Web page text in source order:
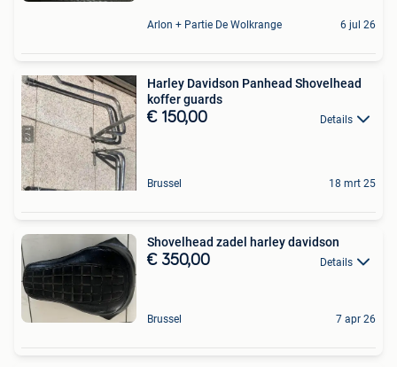
Arlon + Partie De Wolkrange 6 jul 26
Harley Davidson Panhead Shovelhead
koffer guards
€ 150,00 Details
Brussel 18 mrt 25
Shovelhead zadel harley davidson
€ 350,00 Details
Brussel 7 apr 26